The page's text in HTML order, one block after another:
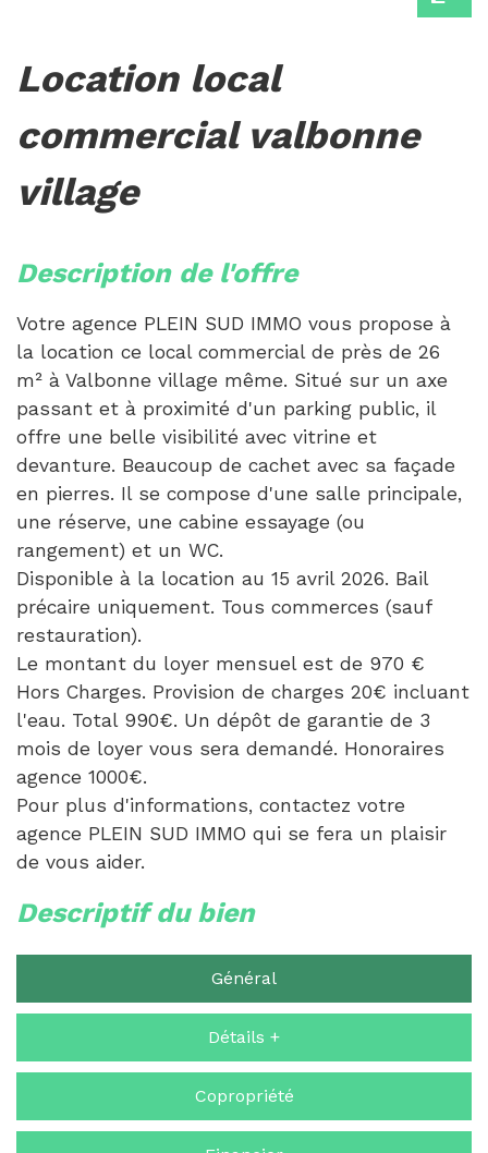
location local
commercial valbonne
village
description de l'offre
Votre agence PLEIN SUD IMMO vous propose à
la location ce local commercial de près de 26
m² à Valbonne village même. Situé sur un axe
passant et à proximité d'un parking public, il
offre une belle visibilité avec vitrine et
devanture. Beaucoup de cachet avec sa façade
en pierres. Il se compose d'une salle principale,
une réserve, une cabine essayage (ou
rangement) et un WC.
Disponible à la location au 15 avril 2026. Bail
précaire uniquement. Tous commerces (sauf
restauration).
Le montant du loyer mensuel est de 970 €
Hors Charges. Provision de charges 20€ incluant
l'eau. Total 990€. Un dépôt de garantie de 3
mois de loyer vous sera demandé. Honoraires
agence 1000€.
Pour plus d'informations, contactez votre
agence PLEIN SUD IMMO qui se fera un plaisir
de vous aider.
descriptif du bien
Général
Détails +
Copropriété